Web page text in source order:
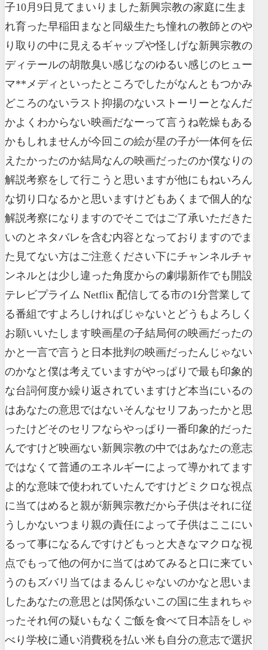
子10月9日見てまいりました新興宗教の家庭に生ま
れ育った早稲田まなと同級生たち憧れの教師とのや
り取りの中に見えるギャップや怪しげな新興宗教の
ディテールの胡散臭い感じなのゆるい感じのヒュー
マ**メディといったところでしたがなんともつかみ
どころのないラスト抑揚のないストーリーとなんだ
かよくわからない映画だなーって言うね乾燥もある
かもしれませんが今回この絵が星の子が一体何を伝
えたかったのか結局なんの映画だったのか僕なりの
解説考察をして行こうと思いますが他にもねいろん
な切り口なるかと思いますけどもあくまで個人的な
解説考察になりますのでそこではご了承いただきた
いのとネタバレを含む内容となっておりますのでま
た見てない方はご注意ください下にチャンネルチャ
ンネルとは少し違った角度からの劇場新作でも開設
テレビプライム Netflix 配信してる市の1分営業して
る番組ですよろしければじゃないとどうもよろしく
お願いいたします映画星の子結局何の映画だったの
かと一言で言うと日本批判の映画だったんじゃない
のかなと僕は考えていますがやっぱりで最も印象的
な台詞何度か繰り返されていますけど本当にいるの
はあなたの意思ではないそんなセリフあったかと思
ったけどそのセリフならやっぱり一番印象的だった
んですけど映画ない新興宗教の中ではあなたの意志
ではなくて普通のエネルギーによって導かれてます
よ的な意味で使われていたんですけどミクロな視点
に当てはめると親が新興宗教だから子供はそれに従
うしかないつまり親の責任によって子供はここにい
るって事になるんですけどもっと大きなマクロな視
点でもって他の何かに当てはめてみると口に来てい
うのもズバリ当てはまるんじゃないのかなと思いま
したあなたの意思とは関係ないこの国に生まれちゃ
ったそれ何の疑いもなくご飯を食べて日本語をしゃ
べり学校に通い消費税を払い米も自分の意志で選択